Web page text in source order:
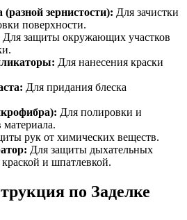
зернистости): Для зачистки
поверхности.
Для защиты окружающих участков
Для нанесения краски
Для придания блеска
Для полировки и
рук от химических веществ.
Для защиты дыхательных
и шпатлевкой.
по Заделке